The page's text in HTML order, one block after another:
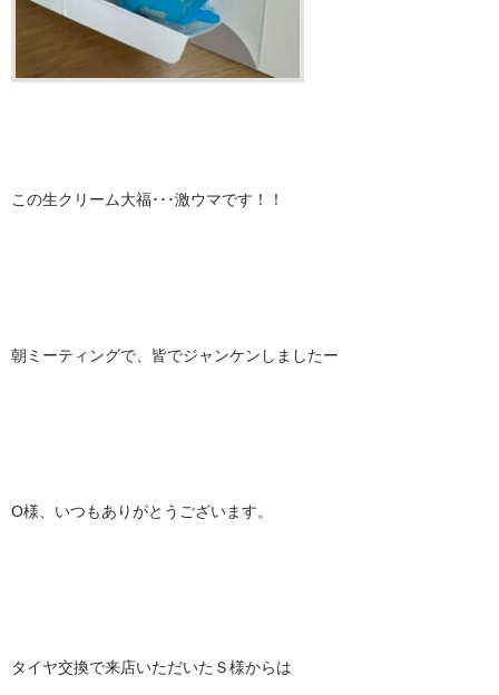
この生クリーム大福･･･激ウマです！！
朝ミーティングで、皆でジャンケンしましたー
O様、いつもありがとうございます。
タイヤ交換で来店いただいたＳ様からは